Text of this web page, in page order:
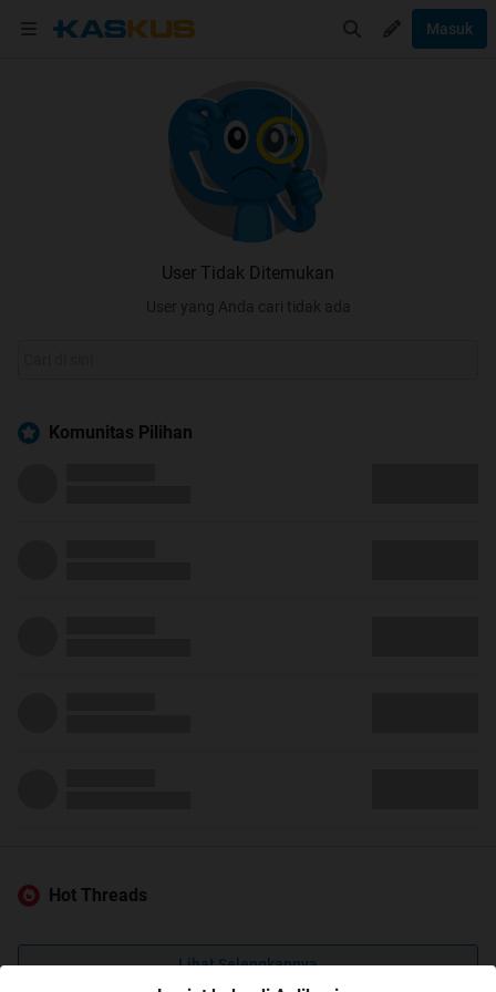
Masuk
User Tidak Ditemukan
User yang Anda cari tidak ada
Komunitas Pilihan
Hot Threads
Lihat Selengkapnya